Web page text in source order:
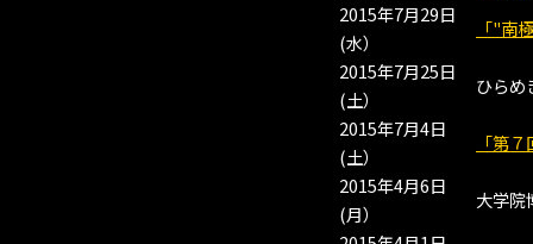
2015年7月29日
(水）
「"南
2015年7月25日
(土）
ひらめ
2015年7月4日
(土）
「第
2015年4月6日
(月）
大学院